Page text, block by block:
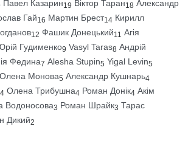
Павел Казарин19 Віктор Таран18 Александр
Гай16 Мартин Брест14 Кирилл
12 Фашик Донецький11 Агія
Гудименко9 Vasyl Taras8 Андрій
Федина7 Alesha Stupin5 Yigal Levin5
Олена Монова5 Александр Кушнарь4
4 Олена Трибушна4 Роман Донік4 Акім
Водоносова3 Роман Шрайк3 Тарас
Дикий2